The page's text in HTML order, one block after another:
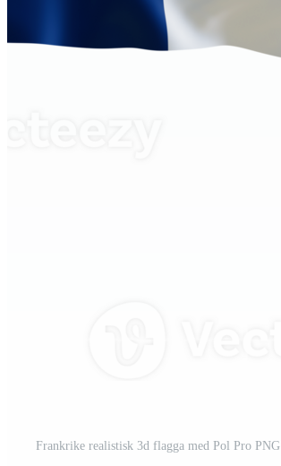
Frankrike realistisk 3d flagga med Pol Pro PNG